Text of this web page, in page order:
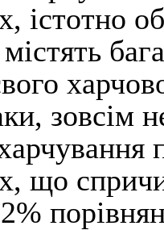
істотно
зовсім
що